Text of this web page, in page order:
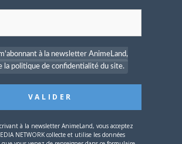
0
: «
du
déjà
à la newsletter AnimeLand,
la politique de confidentialité du site.
à la newsletter AnimeLand, vous acceptez
NETWORK collecte et utilise les données